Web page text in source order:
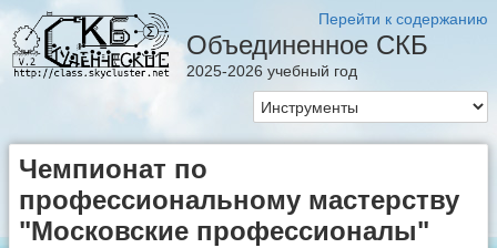
Перейти к содержанию
Объединенное СКБ
2025-2026 учебный год
Чемпионат по
профессиональному мастерству
"Московские профессионалы"